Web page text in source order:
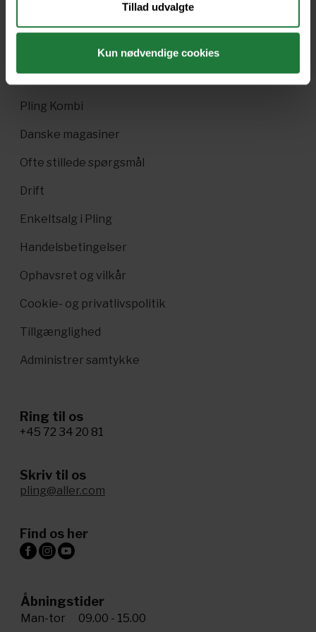
Tillad udvalgte
Kun nødvendige cookies
Pling Favorit
Pling Kombi
Danske magasiner
Ofte stillede spørgsmål
Drift
Enkeltsalg i Pling
Handelsbetingelser
Ophavsret og vilkår
Cookie- og privatlivspolitik
Tillgænglighed
Administrer samtykke
Ring til os
+45 72 34 20 81
Skriv til os
pling@aller.com
Find os her
Åbningstider
Man-tor
09.00 - 15.00